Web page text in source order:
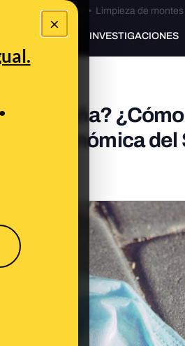
×
Bulos Ceuta • Limpieza de montes
PREBUNKING INVESTIGACIONES
a España?
genómica del